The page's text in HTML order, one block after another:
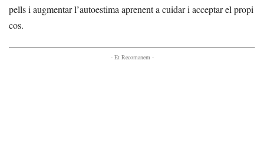
pells i augmentar l’autoestima aprenent a cuidar i acceptar el propi
cos.
- Et Recomanem -